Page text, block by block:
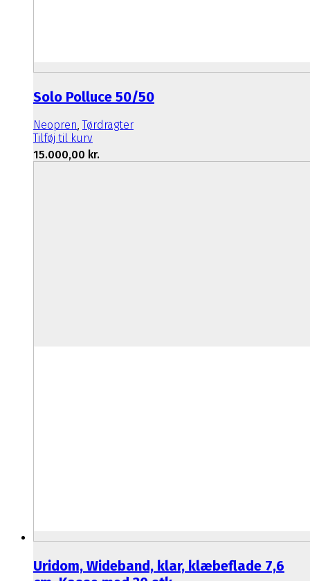
Solo Polluce 50/50
Neopren,Tørdragter
Tilføj til kurv
15.000,00 kr.
Uridom, Wideband, klar, klæbeflade 7,6